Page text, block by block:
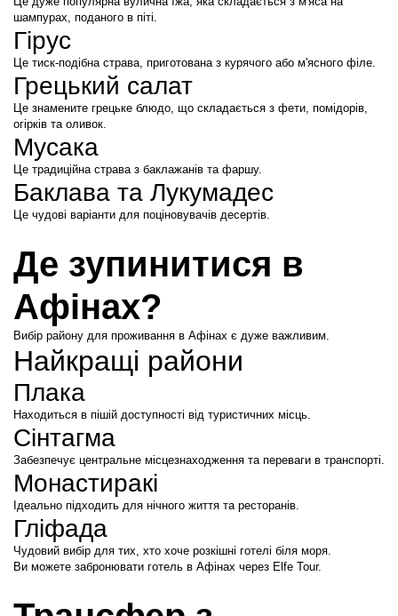
шампурах, поданого в піті.
Гірус
Це тиск-подібна страва, приготована з курячого або м'ясного філе.
Грецький салат
Це знамените грецьке блюдо, що складається з фети, помідорів,
огірків та оливок.
Мусака
Це традиційна страва з баклажанів та фаршу.
Баклава та Лукумадес
Це чудові варіанти для поціновувачів десертів.
Де зупинитися в
Афінах?
Вибір району для проживання в Афінах є дуже важливим.
Найкращі райони
Плака
Находиться в пішій доступності від туристичних місць.
Сінтагма
Забезпечує центральне місцезнаходження та переваги в транспорті.
Монастиракі
Ідеально підходить для нічного життя та ресторанів.
Гліфада
Чудовий вибір для тих, хто хоче розкішні готелі біля моря.
Ви можете забронювати готель в Афінах через Elfe Tour.